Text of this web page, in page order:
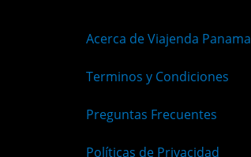
Acerca de Viajenda Panama
Terminos y Condiciones
Preguntas Frecuentes
Políticas de Privacidad